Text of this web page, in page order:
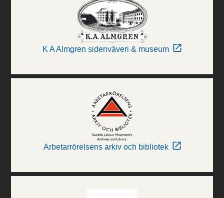
K A Almgren sidenväveri & museum
Arbetarrörelsens arkiv och bibliotek